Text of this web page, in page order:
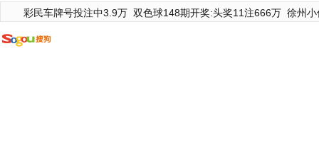
彩民车牌号投注中3.9万 双色球148期开奖:头奖11注666万 徐州